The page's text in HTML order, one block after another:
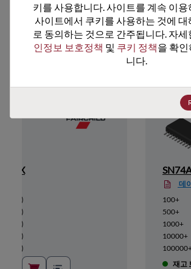
추천 대체 제품
)
)
)
)
)
데
100+
500+
1000+
10000+
재고
키를 사용합니다. 사이트를 계속 이용
사이트에서 쿠키를 사용하는 것에 대
로 동의하는 것으로 간주됩니다. 자세
인정보 보호정책 및 쿠키 정책을 확
니다.